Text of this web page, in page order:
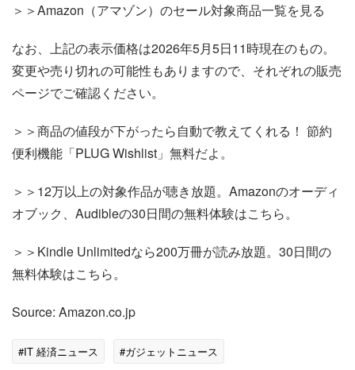
＞＞Amazon（アマゾン）のセール対象商品一覧を見る
なお、上記の表示価格は2026年5月5日11時現在のもの。
変更や売り切れの可能性もありますので、それぞれの販売
ページでご確認ください。
＞＞商品の値段が下がったら自動で教えてくれる！ 節約
便利機能「PLUG Wishlist」無料だよ。
＞＞12万以上の対象作品が聴き放題。Amazonのオーディ
オブック、Audibleの30日間の無料体験はこちら。
＞＞Kindle Unlimitedなら200万冊が読み放題。30日間の
無料体験はこちら。
Source: Amazon.co.jp
#IT 経済ニュース #ガジェットニュース